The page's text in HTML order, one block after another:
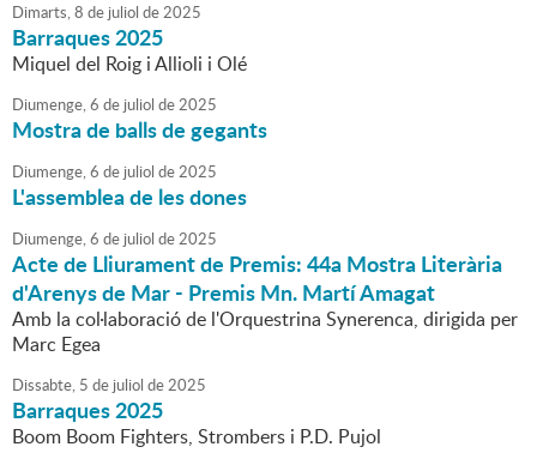
Dimarts,8 de juliol de2025
Barraques 2025
Miquel del Roig i Allioli i Olé
Diumenge,6 de juliol de2025
Mostra de balls de gegants
Diumenge,6 de juliol de2025
L'assemblea de les dones
Diumenge,6 de juliol de2025
Acte de Lliurament de Premis: 44a Mostra Literària
d'Arenys de Mar - Premis Mn. Martí Amagat
Amb la col·laboració de l'Orquestrina Synerenca, dirigida per
Marc Egea
Dissabte, 5 de juliol de2025
Barraques 2025
Boom Boom Fighters, Strombers i P.D. Pujol